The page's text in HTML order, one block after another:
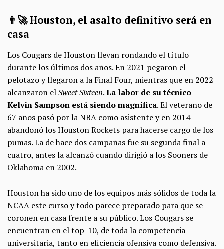
👨‍🚀 Houston, el asalto definitivo será en
casa
Los Cougars de Houston llevan rondando el título
durante los últimos dos años. En 2021 pegaron el
pelotazo y llegaron a la Final Four, mientras que en 2022
alcanzaron elSweet Sixteen.La labor de su técnico
Kelvin Sampson está siendo magnífica. El veterano de
67 años pasó por la NBA como asistente y en 2014
abandonó los Houston Rockets para hacerse cargo de los
pumas. La de hace dos campañas fue su segunda final a
cuatro, antes la alcanzó cuando dirigió a los Sooners de
Oklahoma en 2002.
Houston ha sido uno de los equipos más sólidos de toda la
NCAA este curso y todo parece preparado para que se
coronen en casa frente a su público. Los Cougars se
encuentran en el top-10, de toda la competencia
universitaria, tanto en eficiencia ofensiva como defensiva.